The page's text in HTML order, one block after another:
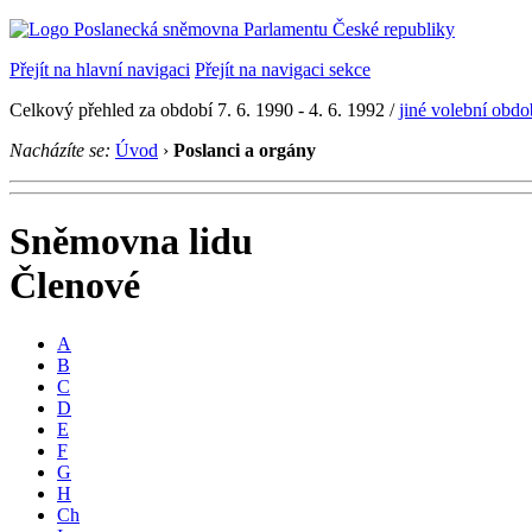
Přejít na hlavní navigaci Přejít na navigaci sekce
Celkový přehled za období 7. 6. 1990 - 4. 6. 1992 /jiné volební
Nacházíte se: Úvod › Poslanci a orgány
Sněmovna lidu
Členové
A
B
C
D
E
F
G
H
Ch